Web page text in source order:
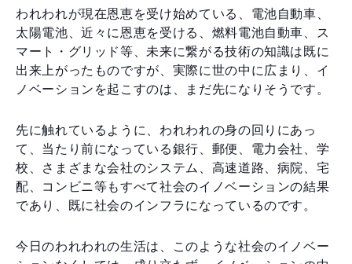
われわれが現在恩恵を受け始めている、電池自動車、
太陽電池、近々に恩恵を受ける、燃料電池自動車、ス
マート・グリッド等、未来に繋がる技術の知識は既に
出来上がったものですが、実際に世の中に広まり、イ
ノベーションを起こすのは、まだ先になりそうです。
先に触れているように、われわれの身の回りにあっ
て、当たり前になっている銀行、郵便、電力会社、学
校、さまざまな会社のシステム、高速道路、病院、宅
配、コンビニ等もすべて社会のイノベーションの結果
であり、既に社会のインフラになっているのです。
今日のわれわれの生活は、このような社会のイノベー